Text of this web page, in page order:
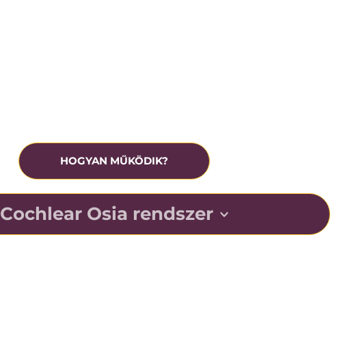
HOGYAN MŰKÖDIK?
Cochlear Osia rendszer